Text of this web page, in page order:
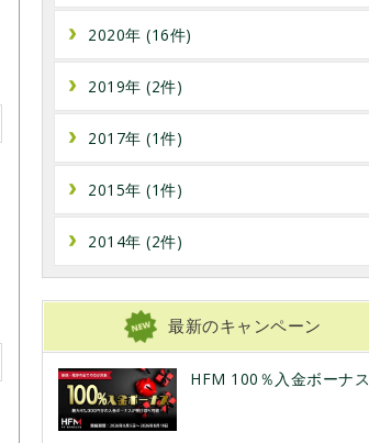
2020年 (16件)
2019年 (2件)
2017年 (1件)
2015年 (1件)
2014年 (2件)
最新のキャンペーン
HFM 100％入金ボーナス